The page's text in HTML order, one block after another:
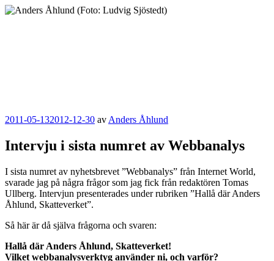
Hoppa
Publicerat
2011-05-132012-12-30 av Anders Åhlund
Intervju i sista numret av Webbanalys
I sista numret av nyhetsbrevet ”Webbanalys” från Internet World,
svarade jag på några frågor som jag fick från redaktören Tomas
Ullberg. Intervjun presenterades under rubriken ”Hallå där Anders
Åhlund, Skatteverket”.
Så här är då själva frågorna och svaren:
Hallå där Anders Åhlund, Skatteverket!
Vilket webbanalysverktyg använder ni, och varför?